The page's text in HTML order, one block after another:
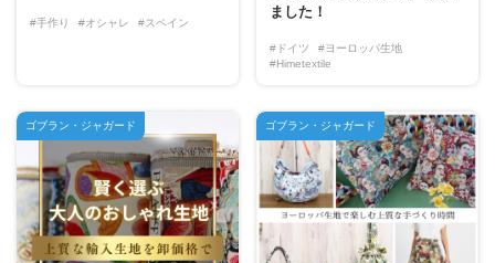
#手作り #オシャレ #スペイン
ました！
#ドイツ
#ヨーロッパ生地
#Himetextile
ゴブラン・ジャガード ゴブラン・ジャガード